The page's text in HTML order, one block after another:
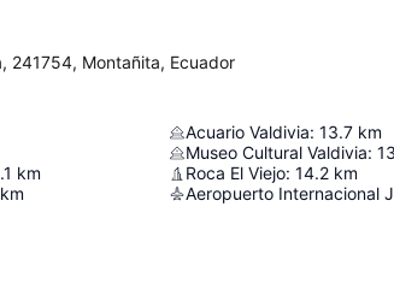
241754, Montañita, Ecuador
km
km
Acuario Valdivia: 13.7 km
Museo Cultural Valdivia:
Roca El Viejo: 14.2 km